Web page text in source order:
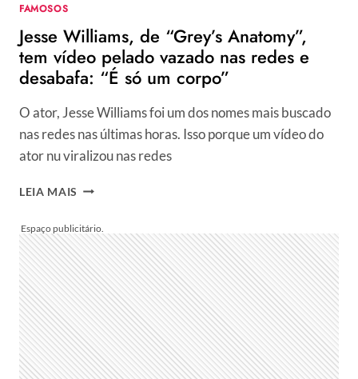
FAMOSOS
Jesse Williams, de “Grey’s Anatomy”,
tem vídeo pelado vazado nas redes e
desabafa: “É só um corpo”
O ator, Jesse Williams foi um dos nomes mais buscado
nas redes nas últimas horas. Isso porque um vídeo do
ator nu viralizou nas redes
LEIA MAIS JESSE
“GREY’S
ANATOMY”,
TEM
VÍDEO
PELADO
VAZADO
NAS
REDES
E